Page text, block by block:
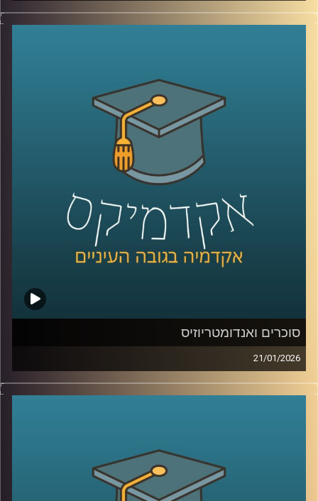
מאז הפעם האחרונה שדיברנו עם ד׳׳ר מאיר ג׳בדנפר, איראן
חווה טלטלה עמוקה, מחאה מתמשכת, דיכוי אלים שבו נהרגו
בפרק הזה ננסה להבין מה באמת קורה בתוך איראן היום, איך
נראית המחאה מבפנים, עד כמה המשטר מרגיש מאוים, ואיך כל
זה מתחבר גם לאזור, לישראל, ולמה שאנחנו רואים בכותרות.
אז כדי לדבר על כל זה, שב אלינו ד׳׳ר מאיר ג׳בדנפר, מומחה
לפוליטיקה עכשווית של איראן בבית הספר לאודר לממשל,
דיפלומטיה ואסטרטגיה באוניברסיטת רייכמן
קרדיט תמונות:
AudioVersity
סוכרים ואנדומטריוזיס
21/01/2026
כשאנחנו חושבים על מחלות קשות כמו סרטן, אנחנו בדרך
כלל מדמיינים מוטציות, גנים ואולי גם כימותרפיה. אבל יש
שמצליח להתחמק. זו שכבת הסוכרים, שרשראות זעירות
שעוטפות את התאים שלנו, כמו סוג של “תעודת זהות”
ביולוגית. כשהתעודה הזו משתנה, זה יכול להופיע בסרטן, אבל